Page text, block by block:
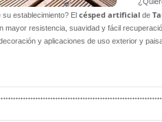
establecimiento? El césped artificial de
mayor resistencia, suavidad y fácil
y aplicaciones de uso exterior y